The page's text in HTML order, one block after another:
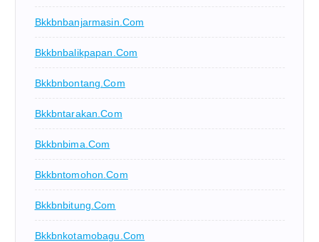
Bkkbnbanjarmasin.com
Bkkbnbalikpapan.com
Bkkbnbontang.com
Bkkbntarakan.com
Bkkbnbima.com
Bkkbntomohon.com
Bkkbnbitung.com
Bkkbnkotamobagu.com